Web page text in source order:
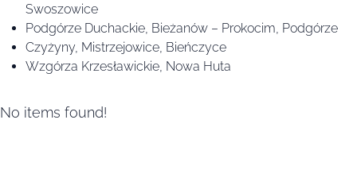
Swoszowice
Podgórze Duchackie, Bieżanów – Prokocim, Podgórze
Czyżyny, Mistrzejowice, Bieńczyce
Wzgórza Krzesławickie, Nowa Huta
No items found!